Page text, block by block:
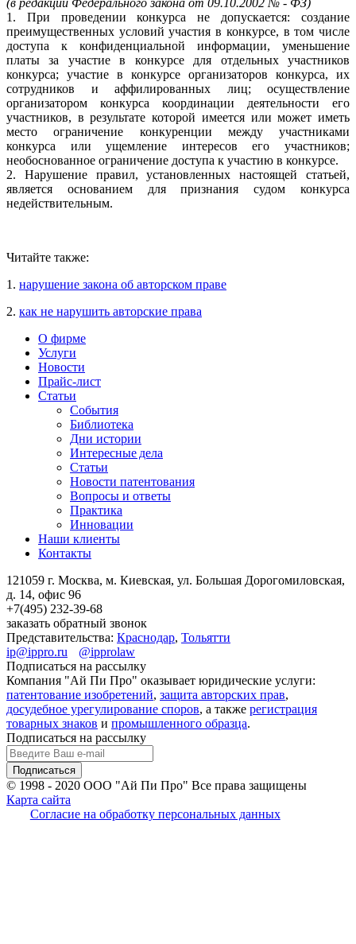
(в редакции Федерального закона от 09.10.2002 № - ФЗ)
1. При проведении конкурса не допускается: создание
преимущественных условий участия в конкурсе, в том числе
доступа к конфиденциальной информации, уменьшение
платы за участие в конкурсе для отдельных участников
конкурса; участие в конкурсе организаторов конкурса, их
сотрудников и аффилированных лиц; осуществление
организатором конкурса координации деятельности его
участников, в результате которой имеется или может иметь
место ограничение конкуренции между участниками
конкурса или ущемление интересов его участников;
необоснованное ограничение доступа к участию в конкурсе.
2. Нарушение правил, установленных настоящей статьей,
является основанием для признания судом конкурса
недействительным.
Читайте также:
1. нарушение закона об авторском праве
2. как не нарушить авторские права
О фирме
Услуги
Новости
Прайс-лист
Статьи
События
Библиотека
Дни истории
Интересные дела
Статьи
Новости патентования
Вопросы и ответы
Практика
Инновации
Наши клиенты
Контакты
121059 г. Москва, м. Киевская, ул. Большая Дорогомиловская,
д. 14, офис 96
+7(495) 232-39-68
заказать обратный звонок
Представительства: Краснодар, Тольятти
ip@ippro.ru
@ipprolaw
Подписаться на рассылку
Компания "Ай Пи Про" оказывает юридические услуги:
патентование изобретений, защита авторских прав,
досудебное урегулирование споров, а также регистрация
товарных знаков и промышленного образца.
Подписаться на рассылку
© 1998 - 2020 ООО "Ай Пи Про" Все права защищены
Карта сайта
Согласие на обработку персональных данных